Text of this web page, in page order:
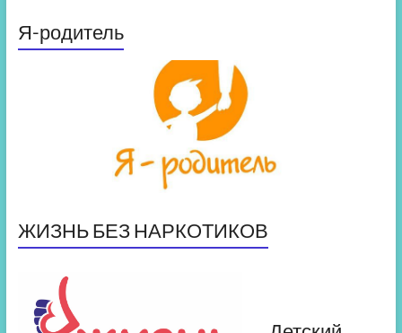
Я-родитель
ЖИЗНЬ БЕЗ НАРКОТИКОВ